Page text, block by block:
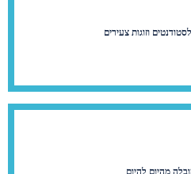
וזוגות צעירים
מהיום להיום